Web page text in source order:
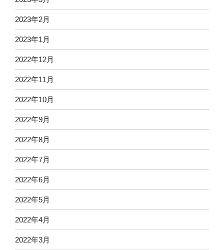
2023年2月
2023年1月
2022年12月
2022年11月
2022年10月
2022年9月
2022年8月
2022年7月
2022年6月
2022年5月
2022年4月
2022年3月